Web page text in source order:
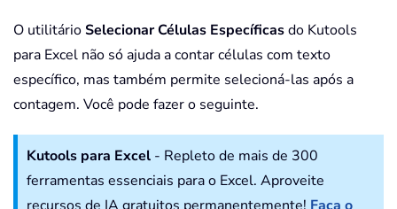
O utilitárioSelecionar Células Específicasdo Kutools
para Excel não só ajuda a contar células com texto
específico, mas também permite selecioná-las após a
contagem. Você pode fazer o seguinte.
Kutools para Excel - Repleto de mais de 300
ferramentas essenciais para o Excel. Aproveite
recursos de IA gratuitos permanentemente! Faça o